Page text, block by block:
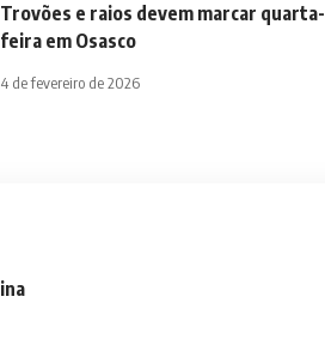
Trovões e raios devem marcar quarta-
feira em Osasco
4 de fevereiro de 2026